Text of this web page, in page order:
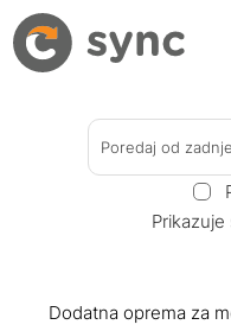
Poredaj od
Dodatna oprema za